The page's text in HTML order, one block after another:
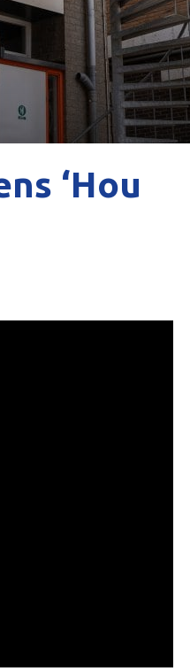
‘Hou